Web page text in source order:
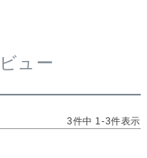
ュー
3件中 1-3件表示